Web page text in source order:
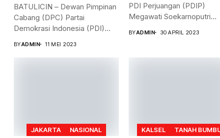
BATULICIN – Dewan Pimpinan
Cabang (DPC) Partai
Demokrasi Indonesia (PDI)
BYADMIN 11 MEI 2023
PDI Perjuangan (PDIP)
Megawati Soekarnoputri
BYADMIN 30 APRIL 2023
JAKARTA NASIONAL KALSEL TANAH